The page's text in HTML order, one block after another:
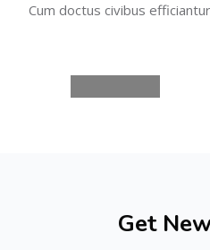
Cum doctus civibus
Get